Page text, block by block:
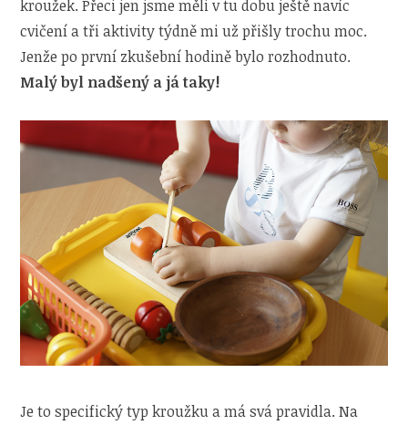
kroužek. Přeci jen jsme měli v tu dobu ještě navíc
cvičení a tři aktivity týdně mi už přišly trochu moc.
Jenže po první zkušební hodině bylo rozhodnuto.
Malý byl nadšený a já taky!
Je to specifický typ kroužku a má svá pravidla. Na